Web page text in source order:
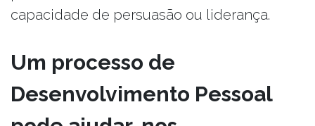
capacidade de persuasão ou liderança.
Um processo de
Desenvolvimento Pessoal